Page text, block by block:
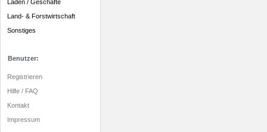
Läden / Geschäfte
Land- & Forstwirtschaft
Sonstiges
Benutzer:
Registrieren
Hilfe / FAQ
Kontakt
Impressum